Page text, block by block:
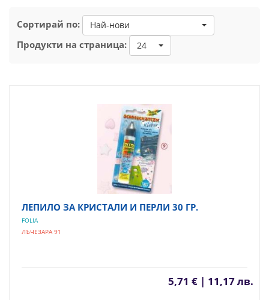
Сортирай по: Най-нови
Продукти на страница: 24
ЛЕПИЛО ЗА КРИСТАЛИ И ПЕРЛИ 30 ГР.
FOLIA
ЛЪЧЕЗАРА 91
5,71 € | 11,17 лв.